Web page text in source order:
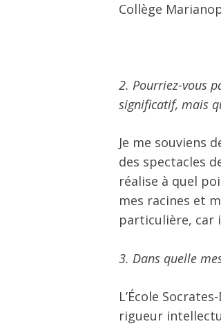
Collège
2. Pourriez-vous
significatif, mais
Je me souviens
des spectacles
réalise à quel
mes racines et
particulière, car
3. Dans quelle
L’École
rigueur